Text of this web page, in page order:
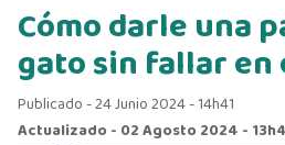
Cómo darle una
gato sin fallar
Publicado - 24 Junio 2024 - 14h41
Actualizado - 02 Agosto 2024 -